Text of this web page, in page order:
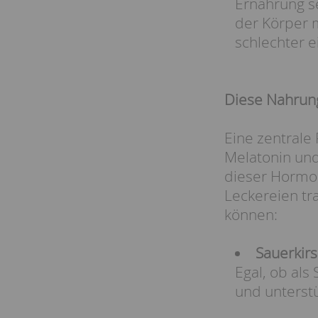
der Körper
schlechter
Diese
Eine
Melatonin
dieser
Leckereien
können:
Egal, ob
und